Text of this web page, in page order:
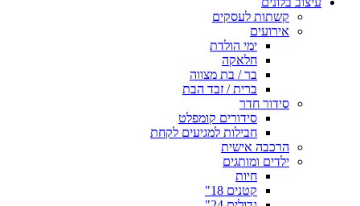
קשתות לעסקים
אירועים
ימי הולדת
חלאקה
בר / בת מצווה
ברית / זבד הבת
סידור חדר
סידורים קומפלט
חבילות למגיעים לקחת
הרכבה אישית
ילדים ומותגים
חיות
קטנים 18"